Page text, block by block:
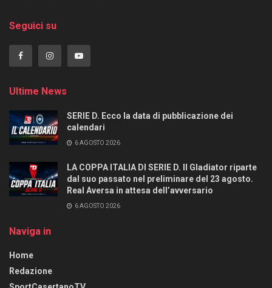
Seguici su
Ultime News
SERIE D. Ecco la data di pubblicazione dei
calendari
6 AGOSTO 2026
LA COPPA ITALIA DI SERIE D. Il Gladiator riparte
dal suo passato nel preliminare del 23 agosto.
Real Aversa in attesa dell’avversario
6 AGOSTO 2026
Naviga in
Home
Redazione